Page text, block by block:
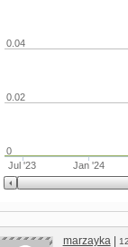
Jul '23 Jan '24
0
0.02
0.04
marzayka|